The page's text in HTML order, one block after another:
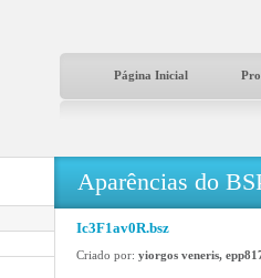
Página Inicial
Aparências do
Ic3F1av0R.bsz
Criado por: yiorgos veneris,